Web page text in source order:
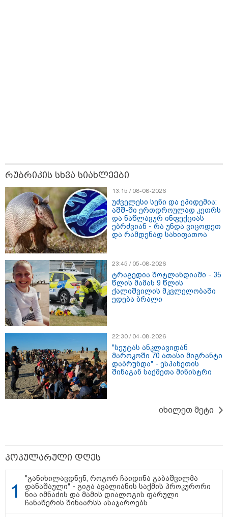
უნცია ოქრო დღიურად 101 დოლარით გაძვირდა - რა
"დასავლეთმა საქართველო ჩვენ წინააღმდეგ
გეოპოლიტიკური ბრძოლის უგუნურ იარაღად
გამოიყენა" - დიმიტრი მედვედევი
24 წლის ფეხბურთელს თამაშის
ტაილანდიდან
16:41 / 08-08-2026
"კაპროვანში ზღვამ კიდევ ერთი
ჭურვი გამორიყა, ადგილზე
მობილიზებულია პოლიცია და
რუბრიკის სხვა სიახლეები
13:15 / 08-08-2026
უძველესი სენი და ეპიდემია:
აშშ-ში ერთდროულად კეთრს
და ნაწლავურ ინფექციას
ებრძვიან - რა უნდა ვიცოდეთ
და რამდენად სახიფათოა
23:45 / 05-08-2026
ტრაგედია შოტლანდიაში - 35
წლის მამას 9 წლის
ქალიშვილის მკვლელობაში
ედება ბრალი
22:30 / 04-08-2026
"სეუტას ანკლავიდან
მაროკოში 70 ათასი მიგრანტი
დაბრუნდა" - ესპანეთის
შინაგან საქმეთა მინისტრი
იხილეთ მეტი
პოპულარული დღეს
"განიხილავდნენ, როგორ ჩაიდინა გაბაშვილმა
დანაშაული" - გიგა ავალიანის საქმის პროკურორი
ნია იმნაძის და მამის დიალოგის ფარული
ჩანაწერის შინაარსს ასაჯაროებს